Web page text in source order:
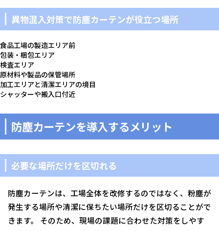
異物混入対策で防塵カーテンが役立つ場所
食品工場の製造エリア前
包装・梱包エリア
検査エリア
原材料や製品の保管場所
加工エリアと清潔エリアの境目
シャッターや搬入口付近
防塵カーテンを導入するメリット
必要な場所だけを区切れる
防塵カーテンは、工場全体を改修するのではなく、粉塵が
発生する場所や清潔に保ちたい場所だけを区切ることがで
きます。 そのため、現場の課題に合わせた対策をしやす